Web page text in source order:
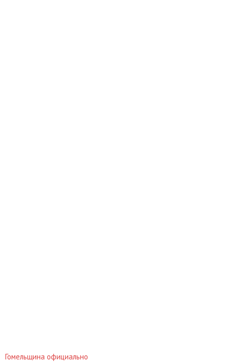
Гомельщина официально